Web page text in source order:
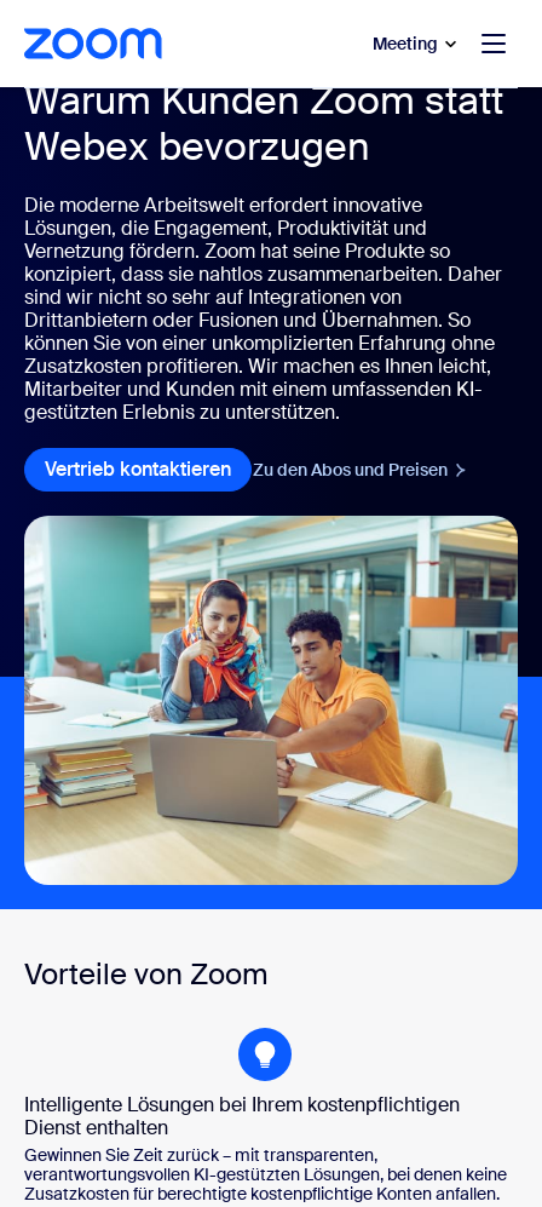
wechseln
Chat wechseln Meeting
Warum Kunden Zoom statt
Webex bevorzugen
Die moderne Arbeitswelt erfordert innovative
Lösungen, die Engagement, Produktivität und
Vernetzung fördern. Zoom hat seine Produkte so
konzipiert, dass sie nahtlos zusammenarbeiten. Daher
sind wir nicht so sehr auf Integrationen von
Drittanbietern oder Fusionen und Übernahmen. So
können Sie von einer unkomplizierten Erfahrung ohne
Zusatzkosten profitieren. Wir machen es Ihnen leicht,
Mitarbeiter und Kunden mit einem umfassenden KI-
gestützten Erlebnis zu unterstützen.
Vertrieb kontaktieren Vertrieb kontaktieren
Zu den Abos und Preisen Zu den
Vorteile von Zoom
Intelligente Lösungen bei Ihrem kostenpflichtigen
Dienst enthalten
Gewinnen Sie Zeit zurück – mit transparenten,
verantwortungsvollen KI-gestützten Lösungen, bei denen keine
Zusatzkosten für berechtigte kostenpflichtige Konten anfallen.